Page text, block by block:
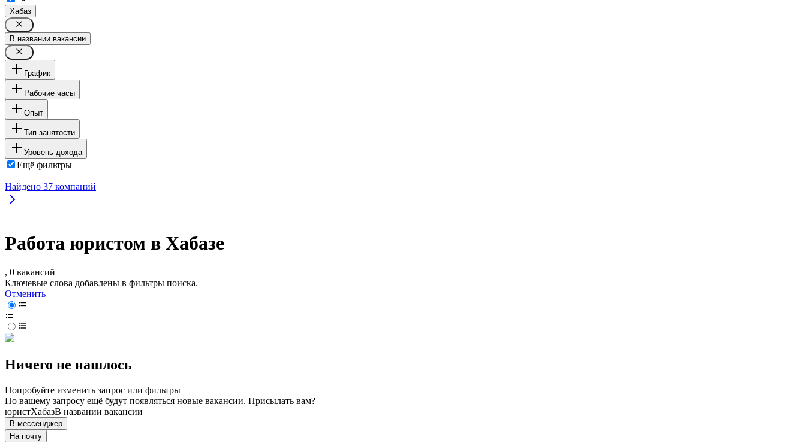
Хабаз
В названии вакансии
График
Рабочие часы
Опыт
Тип занятости
Уровень дохода
Ещё фильтры
Найдено 37 компаний
Работа юристом в Хабазе
, 0 вакансий
Ключевые слова добавлены в фильтры поиска.
Отменить
Ничего не нашлось
Попробуйте изменить запрос или фильтры
По вашему запросу ещё будут появляться новые вакансии. Присылать вам?
юристХабазВ названии вакансии
В мессенджер
На почту